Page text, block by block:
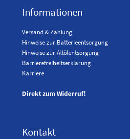
Informationen
Versand & Zahlung
Hinweise zur Batterieentsorgung
Hinweise zur Altölentsorgung
Barrierefreiheitserklärung
Karriere
Direkt zum Widerruf!
Kontakt